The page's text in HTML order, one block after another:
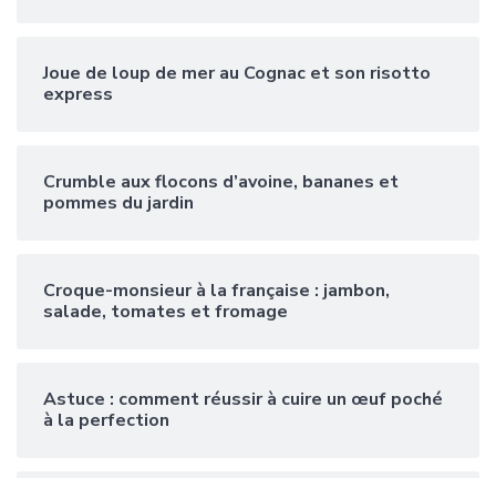
Joue de loup de mer au Cognac et son risotto
express
Crumble aux flocons d’avoine, bananes et
pommes du jardin
Croque-monsieur à la française : jambon,
salade, tomates et fromage
Astuce : comment réussir à cuire un œuf poché
à la perfection